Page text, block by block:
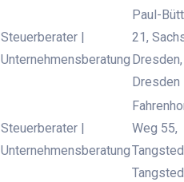
Steuerberater |
Unternehmensberatung
Paul-
21,
Dresden,
Dresden
Steuerberater |
Unternehmensberatung
Weg 55,